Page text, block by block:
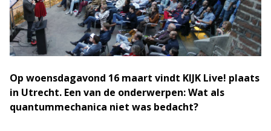
Op woensdagavond 16 maart vindt KIJK Live! plaats
in Utrecht. Een van de onderwerpen: Wat als
quantummechanica niet was bedacht?